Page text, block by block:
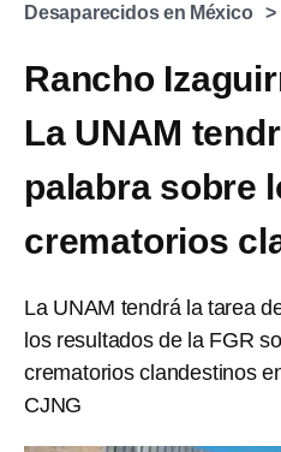
Desaparecidos en México
Rancho
La UNAM
palabra sobre
crematorios
La UNAM tendrá la tarea
los resultados de la FGR
crematorios clandestinos
CJNG